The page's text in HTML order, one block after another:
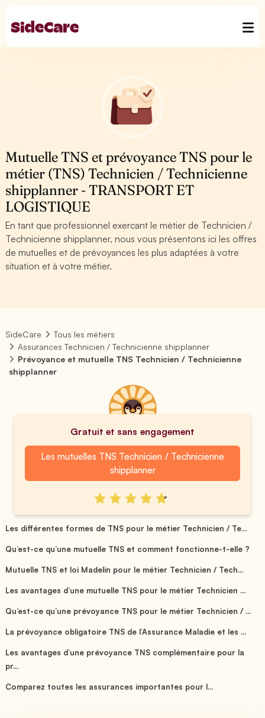
Mutuelle TNS et prévoyance TNS pour le
métier (TNS) Technicien / Technicienne
shipplanner - TRANSPORT ET
LOGISTIQUE
En tant que professionnel exercant le métier de Technicien /
Technicienne shipplanner, nous vous présentons ici les offres
de mutuelles et de prévoyances les plus adaptées à votre
situation et à votre métier.
SideCare
Tous les métiers
Assurances Technicien / Technicienne shipplanner
Prévoyance et mutuelle TNS Technicien / Technicienne
shipplanner
Gratuit et sans engagement
Les mutuelles TNS Technicien / Technicienne
shipplanner
Les différentes formes de TNS pour le métier Technicien / Te...
Qu’est-ce qu’une mutuelle TNS et comment fonctionne-t-elle ?
Mutuelle TNS et loi Madelin pour le métier Technicien / Tech...
Les avantages d’une mutuelle TNS pour le métier Technicien ...
Qu’est-ce qu’une prévoyance TNS pour le métier Technicien / ...
La prévoyance obligatoire TNS de l’Assurance Maladie et les ...
Les avantages d’une prévoyance TNS complémentaire pour la
pr...
Comparez toutes les assurances importantes pour l...